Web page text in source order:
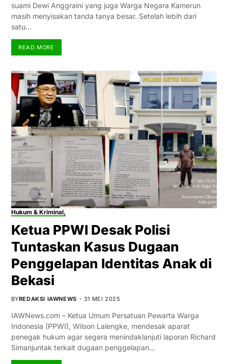
suami Dewi Anggraini yang juga Warga Negara Kamerun
masih menyisakan tanda tanya besar. Setelah lebih dari
satu…
READ MORE
Hukum & Kriminal,
Ketua PPWI Desak Polisi
Tuntaskan Kasus Dugaan
Penggelapan Identitas Anak di
Bekasi
BYREDAKSI IAWNEWS 31 MEI 2025
IAWNews.com – Ketua Umum Persatuan Pewarta Warga
Indonesia (PPWI), Wilson Lalengke, mendesak aparat
penegak hukum agar segera menindaklanjuti laporan Richard
Simanjuntak terkait dugaan penggelapan…